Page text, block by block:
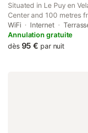
Situated in Le Puy en
Center and 100 metres
Lac de Fugeres features
fully equipped private
WiFi Internet
Annulation gratuite
dès 95 € par nuit